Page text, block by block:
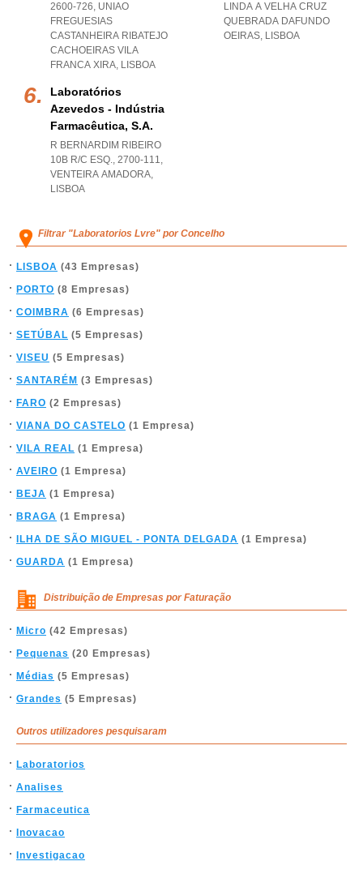
2600-726, UNIAO
FREGUESIAS
CASTANHEIRA RIBATEJO
CACHOEIRAS VILA
FRANCA XIRA, LISBOA
Laboratórios
Azevedos - Indústria
Farmacêutica, S.a.
R BERNARDIM RIBEIRO
10B R/C ESQ., 2700-111,
VENTEIRA AMADORA,
LISBOA
LINDA A VELHA CRUZ
QUEBRADA DAFUNDO
OEIRAS, LISBOA
Filtrar "Laboratorios Lvre" por Concelho
LISBOA (43 Empresas)
PORTO (8 Empresas)
COIMBRA (6 Empresas)
SETÚBAL (5 Empresas)
VISEU (5 Empresas)
SANTARÉM (3 Empresas)
FARO (2 Empresas)
VIANA DO CASTELO (1 Empresa)
VILA REAL (1 Empresa)
AVEIRO (1 Empresa)
BEJA (1 Empresa)
BRAGA (1 Empresa)
ILHA DE SÃO MIGUEL - PONTA DELGADA (1 Empresa)
GUARDA (1 Empresa)
Distribuição de Empresas por Faturação
Micro (42 Empresas)
Pequenas (20 Empresas)
Médias (5 Empresas)
Grandes (5 Empresas)
Outros utilizadores pesquisaram
Laboratorios
Analises
Farmaceutica
Inovacao
Investigacao